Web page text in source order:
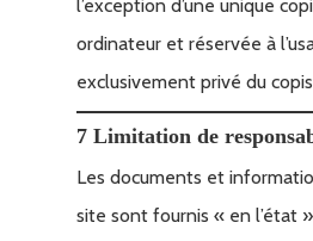
l’exception d’une unique
ordinateur et réservée à
exclusivement privé du
7 Limitation de
Les documents et
site sont fournis « en l’état